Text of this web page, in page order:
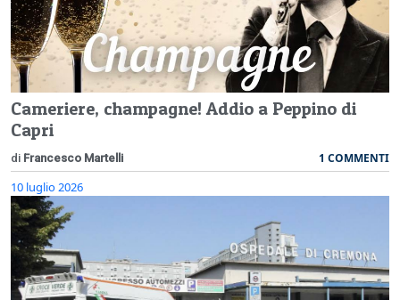
Cameriere, champagne! Addio a Peppino di
Capri
di Francesco Martelli 1 COMMENTI
10 luglio 2026